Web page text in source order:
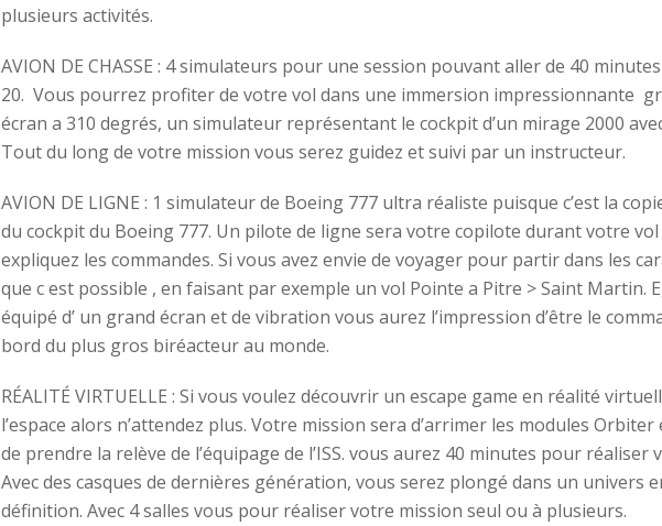
plusieurs activités.
AVION DE CHASSE : 4 simulateurs pour une session pouvant aller de 40
20. Vous pourrez profiter de votre vol dans une immersion impressionnante
écran a 310 degrés, un simulateur représentant le cockpit d’un mirage 2000
Tout du long de votre mission vous serez guidez et suivi par un instructeur.
AVION DE LIGNE : 1 simulateur de Boeing 777 ultra réaliste puisque c’est la
du cockpit du Boeing 777. Un pilote de ligne sera votre copilote durant votre
expliquez les commandes. Si vous avez envie de voyager pour partir dans les
que c est possible , en faisant par exemple un vol Pointe a Pitre > Saint Martin.
équipé d’ un grand écran et de vibration vous aurez l’impression d’être le
bord du plus gros biréacteur au monde.
RÉALITÉ VIRTUELLE : Si vous voulez découvrir un escape game en réalité
l’espace alors n’attendez plus. Votre mission sera d’arrimer les modules
de prendre la relève de l’équipage de l’ISS. vous aurez 40 minutes pour réaliser
Avec des casques de dernières génération, vous serez plongé dans un univers
définition. Avec 4 salles vous pour réaliser votre mission seul ou à plusieurs.